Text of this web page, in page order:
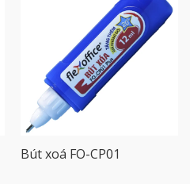
Bút xoá FO-CP01